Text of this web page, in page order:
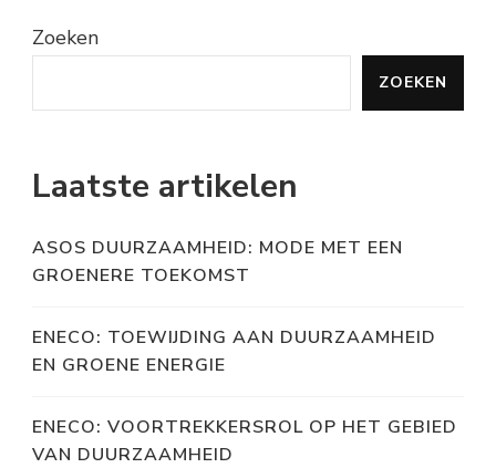
Zoeken
ZOEKEN
Laatste artikelen
ASOS DUURZAAMHEID: MODE MET EEN
GROENERE TOEKOMST
ENECO: TOEWIJDING AAN DUURZAAMHEID
EN GROENE ENERGIE
ENECO: VOORTREKKERSROL OP HET GEBIED
VAN DUURZAAMHEID